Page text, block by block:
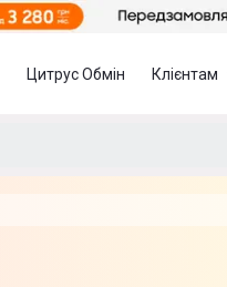
Цитрус Обмін Клієнтам